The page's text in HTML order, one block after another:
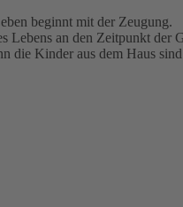
beginnt mit der Zeugung.
Lebens an den Zeitpunkt der
die Kinder aus dem Haus